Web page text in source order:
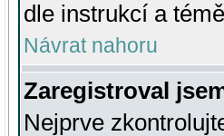
dle instrukcí a
Návrat nahoru
Zaregistroval
Nejprve